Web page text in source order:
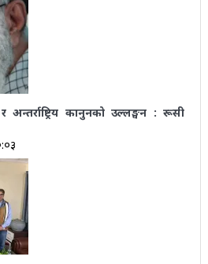
अन्तर्राष्ट्रिय कानुनको उल्लङ्घन : रूसी